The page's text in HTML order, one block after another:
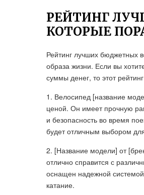
РЕЙТИНГ
КОТОРЫЕ
Рейтинг лучших бюджетных
образа жизни. Если вы
суммы денег, то этот
1. Велосипед [название
ценой. Он имеет прочную
и безопасность во время
будет отличным выбором
2. [Название модели] от
отлично справится с
оснащен надежной
катание.